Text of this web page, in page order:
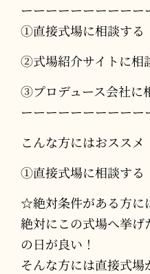
ーーーーーーーーーー
①直接式場に相談する
②式場紹介サイトに相
③プロデュース会社に
ーーーーーーーーーー
こんな方にはおススメ
①直接式場に相談する
☆絶対条件がある方
絶対にこの式場へ挙げ
の日が良い！
そんな方には直接式場